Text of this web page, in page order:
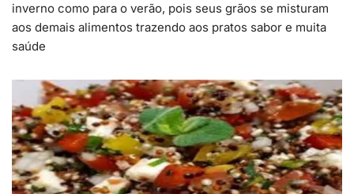
inverno como para o verão, pois seus grãos se misturam
aos demais alimentos trazendo aos pratos sabor e muita
saúde